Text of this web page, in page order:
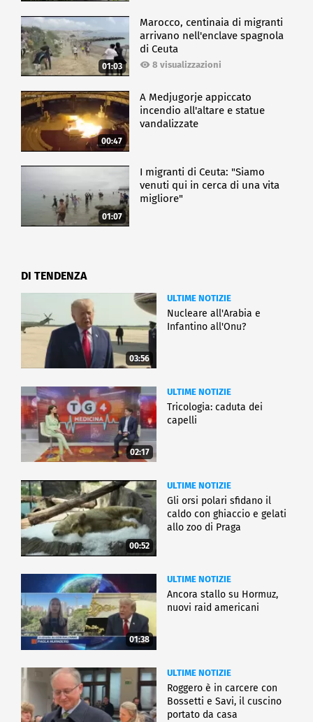
01:03
Marocco, centinaia di migranti
arrivano nell'enclave spagnola
di Ceuta
8 visualizzazioni
00:47
A Medjugorje appiccato
incendio all'altare e statue
vandalizzate
01:07
I migranti di Ceuta: "Siamo
venuti qui in cerca di una vita
migliore"
DI TENDENZA
03:56
ULTIME NOTIZIE
Nucleare all'Arabia e
Infantino all'Onu?
02:17
ULTIME NOTIZIE
Tricologia: caduta dei
capelli
00:52
ULTIME NOTIZIE
Gli orsi polari sfidano il
caldo con ghiaccio e gelati
allo zoo di Praga
01:38
ULTIME NOTIZIE
Ancora stallo su Hormuz,
nuovi raid americani
ULTIME NOTIZIE
Roggero è in carcere con
Bossetti e Savi, il cuscino
portato da casa